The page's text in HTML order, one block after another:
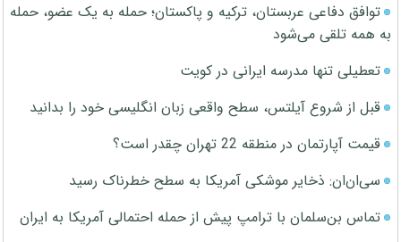
توافق دفاعی عربستان، ترکیه و پاکستان؛ حمله به یک عضو، حمله
به همه تلقی می‌شود
تعطیلی تنها مدرسه ایرانی در کویت
قبل از شروع آیلتس، سطح واقعی زبان انگلیسی خود را بدانید
قیمت آپارتمان در منطقه 22 تهران چقدر است؟
سی‌ان‌ان: ذخایر موشکی آمریکا به سطح خطرناک رسید
تماس بن‌سلمان با ترامپ پیش از حمله احتمالی آمریکا به ایران